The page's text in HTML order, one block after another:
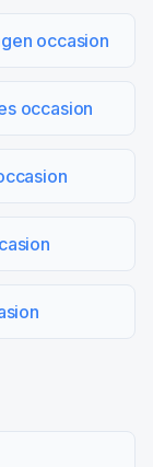
occasion
occasion